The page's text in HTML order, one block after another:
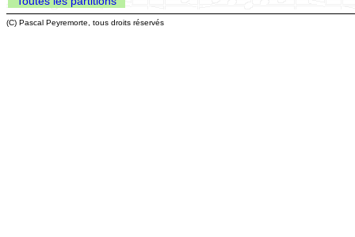
(C) Pascal Peyremorte, tous droits réservés